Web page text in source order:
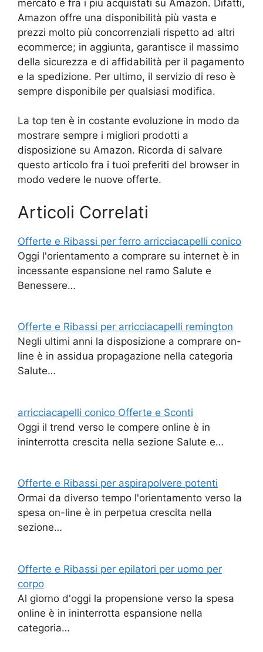
mercato e fra i più acquistati su Amazon. Difatti,
Amazon offre una disponibilità più vasta e
prezzi molto più concorrenziali rispetto ad altri
ecommerce; in aggiunta, garantisce il massimo
della sicurezza e di affidabilità per il pagamento
e la spedizione. Per ultimo, il servizio di reso è
sempre disponibile per qualsiasi modifica.
La top ten è in costante evoluzione in modo da
mostrare sempre i migliori prodotti a
disposizione su Amazon. Ricorda di salvare
questo articolo fra i tuoi preferiti del browser in
modo vedere le nuove offerte.
Articoli Correlati
Offerte e Ribassi per ferro arricciacapelli conico
Oggi l'orientamento a comprare su internet è in
incessante espansione nel ramo Salute e
Benessere…
Offerte e Ribassi per arricciacapelli remington
Negli ultimi anni la disposizione a comprare on-
line è in assidua propagazione nella categoria
Salute…
arricciacapelli conico Offerte e Sconti
Oggi il trend verso le compere online è in
ininterrotta crescita nella sezione Salute e…
Offerte e Ribassi per aspirapolvere potenti
Ormai da diverso tempo l'orientamento verso la
spesa on-line è in perpetua crescita nella
sezione…
Offerte e Ribassi per epilatori per uomo per
corpo
Al giorno d'oggi la propensione verso la spesa
online è in ininterrotta espansione nella
categoria…